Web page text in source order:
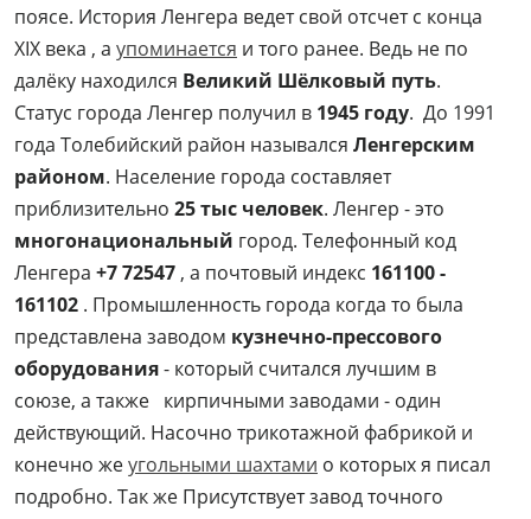
поясе. История Ленгера ведет свой отсчет с конца
XIX века , а упоминается и того ранее. Ведь не по
далёку находился Великий Шёлковый путь.
Статус города Ленгер получил в 1945 году. До 1991
года Толебийский район назывался Ленгерским
районом. Население города составляет
приблизительно 25 тыс человек. Ленгер - это
многонациональный город. Телефонный код
Ленгера +7 72547 , а почтовый индекс 161100 -
161102 . Промышленность города когда то была
представлена заводом кузнечно-прессового
оборудования- который считался лучшим в
союзе, а также кирпичными заводами - один
действующий. Насочно трикотажной фабрикой и
конечно жеугольными шахтами о которых я писал
подробно. Так же Присутствует завод точного